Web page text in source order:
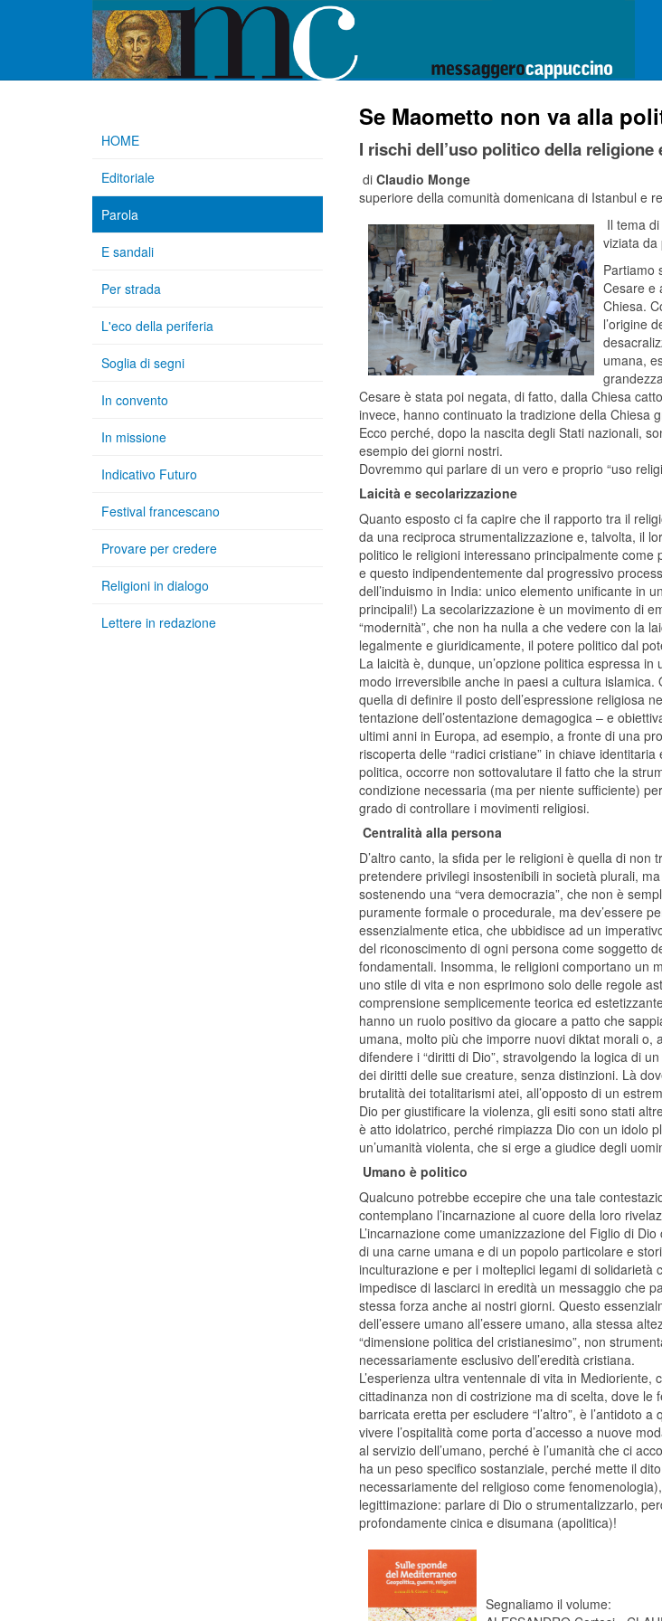
Se Maometto non va alla
I rischi dell’uso politico della
di Claudio Monge
superiore della comunità domenicana di Istanbul e
Il tema
viziata da
Partiamo
Cesare e
Chiesa.
l’origine
umana,
Cesare è stata poi negata, di fatto, dalla Chiesa
invece, hanno continuato la tradizione della Chiesa
Ecco perché, dopo la nascita degli Stati nazionali,
esempio dei giorni nostri.
Dovremmo qui parlare di un vero e proprio “uso
Laicità e secolarizzazione
Quanto esposto ci fa capire che il rapporto tra il
da una reciproca strumentalizzazione e, talvolta, il
politico le religioni interessano principalmente
e questo indipendentemente dal progressivo
dell’induismo in India: unico elemento unificante in
principali!) La secolarizzazione è un movimento di
“modernità”, che non ha nulla a che vedere con la
legalmente e giuridicamente, il potere politico dal
La laicità è, dunque, un’opzione politica espressa
modo irreversibile anche in paesi a cultura
quella di definire il posto dell’espressione religiosa
tentazione dell’ostentazione demagogica – e
ultimi anni in Europa, ad esempio, a fronte di una
riscoperta delle “radici cristiane” in chiave
politica, occorre non sottovalutare il fatto che la
condizione necessaria (ma per niente sufficiente)
grado di controllare i movimenti religiosi.
Centralità alla persona
D’altro canto, la sfida per le religioni è quella di
pretendere privilegi insostenibili in società plurali,
sostenendo una “vera democrazia”, che non è
puramente formale o procedurale, ma dev’essere
essenzialmente etica, che ubbidisce ad un
del riconoscimento di ogni persona come soggetto
fondamentali. Insomma, le religioni comportano un
uno stile di vita e non esprimono solo delle regole
comprensione semplicemente teorica ed
hanno un ruolo positivo da giocare a patto che
umana, molto più che imporre nuovi diktat morali o,
difendere i “diritti di Dio”, stravolgendo la logica di
dei diritti delle sue creature, senza distinzioni. Là
brutalità dei totalitarismi atei, all’opposto di un
Dio per giustificare la violenza, gli esiti sono stati
è atto idolatrico, perché rimpiazza Dio con un idolo
un’umanità violenta, che si erge a giudice degli
Umano è politico
Qualcuno potrebbe eccepire che una tale
contemplano l’incarnazione al cuore della loro
L’incarnazione come umanizzazione del Figlio di
di una carne umana e di un popolo particolare e
inculturazione e per i molteplici legami di
impedisce di lasciarci in eredità un messaggio che
stessa forza anche ai nostri giorni. Questo
dell’essere umano all’essere umano, alla stessa
“dimensione politica del cristianesimo”, non
necessariamente esclusivo dell’eredità cristiana.
L’esperienza ultra ventennale di vita in
cittadinanza non di costrizione ma di scelta, dove
barricata eretta per escludere “l’altro”, è l’antidoto
vivere l’ospitalità come porta d’accesso a nuove
al servizio dell’umano, perché è l’umanità che ci
ha un peso specifico sostanziale, perché mette il
necessariamente del religioso come
legittimazione: parlare di Dio o strumentalizzarlo,
profondamente cinica e disumana (apolitica)!
Segnaliamo il volume:
HOME
Editoriale
Parola
E sandali
Per strada
L'eco della periferia
Soglia di segni
In convento
In missione
Indicativo Futuro
Festival francescano
Provare per credere
Religioni in dialogo
Lettere in redazione